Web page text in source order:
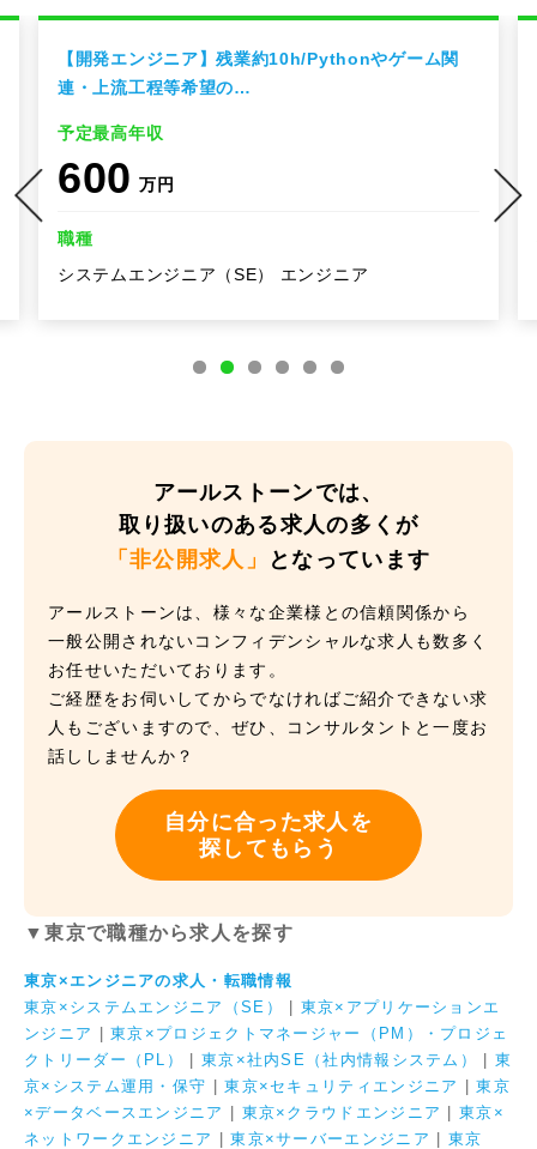
【開発エンジニア】残業約10h/Pythonやゲーム関
連・上流工程等希望の…
予定最高年収
600 万円
職種
システムエンジニア（SE） エンジニア
アールストーンでは、
取り扱いのある求人の多くが
「非公開求人」
となっています
アールストーンは、様々な企業様との信頼関係から
一般公開されないコンフィデンシャルな求人も数多く
お任せいただいております。
ご経歴をお伺いしてからでなければご紹介できない求
人もございますので、ぜひ、コンサルタントと一度お
話ししませんか？
自分に合った求人を
探してもらう
▼東京で職種から求人を探す
東京×エンジニアの求人・転職情報
東京×システムエンジニア（SE）
東京×アプリケーションエ
ンジニア
|東京×プロジェクトマネージャー（PM）・プロジェ
クトリーダー（PL）
東京×社内SE（社内情報システム）
東
京×システム運用・保守 |東京×セキュリティエンジニア |東京
×データベースエンジニア
東京×クラウドエンジニア |東京×
ネットワークエンジニア
|東京×サーバーエンジニア 東京